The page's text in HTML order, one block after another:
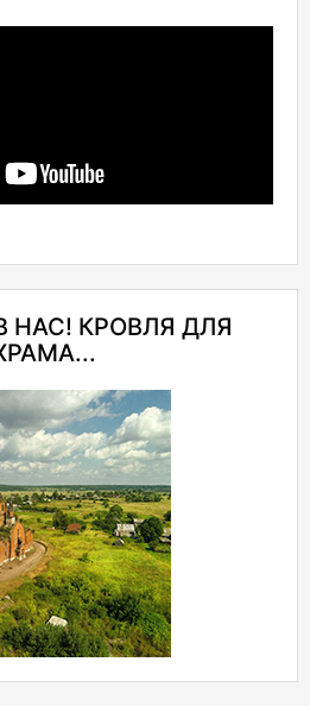
НАС! КРОВЛЯ ДЛЯ